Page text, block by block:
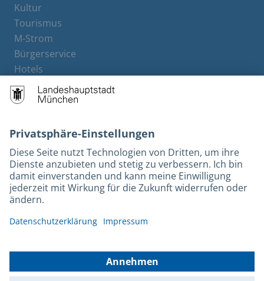
Kultur
Tourismus
M-Strom
Bürgerservice
Hotels
Barrierefreiheit
Leichte Sprache
Gebärdensprache
Datenschutz
Kontakt
© 2026 Portal München Betriebs GmbH & Co. KG - Ein Service der